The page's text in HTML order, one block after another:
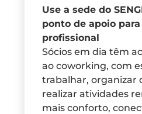
Use a sede do
ponto de apoio
profissional
Sócios em dia têm
ao coworking, com
trabalhar, organizar
realizar atividades
mais conforto,